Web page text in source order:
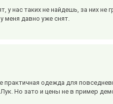
нас таких не найдешь, за них не
меня давно уже снят.
одежда для
Но зато и цены не в пример